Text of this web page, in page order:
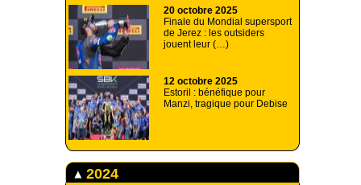
20 octobre 2025
Finale du Mondial supersport
de Jerez : les outsiders
jouent leur (…)
12 octobre 2025
Estoril : bénéfique pour
Manzi, tragique pour Debise
2024